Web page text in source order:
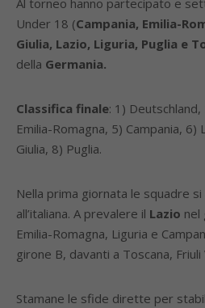
Al torneo hanno partecipato e
Under 18 (Campania, Emilia-
Giulia, Lazio, Liguria, Puglia e
della Germania.
Classifica finale: 1)
Emilia-Romagna, 5) Campania, 6)
Giulia, 8) Puglia.
Nella prima giornata le squadre
all’italiana. A prevalere il Lazio nel
Emilia-Romagna, Liguria e
girone B, davanti a Toscana, Friuli
Stamane le sfide dirette per